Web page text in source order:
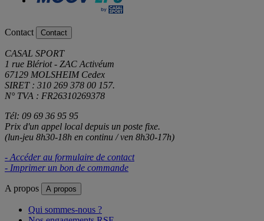
Contact Contact
CASAL SPORT
1 rue Blériot - ZAC Activéum
67129 MOLSHEIM Cedex
SIRET : 310 269 378 00 157.
N° TVA : FR26310269378
Tél: 09 69 36 95 95
Prix d'un appel local depuis un poste fixe.
(lun-jeu 8h30-18h en continu / ven 8h30-17h)
- Accéder au formulaire de contact
- Imprimer un bon de commande
A propos A propos
Qui sommes-nous ?